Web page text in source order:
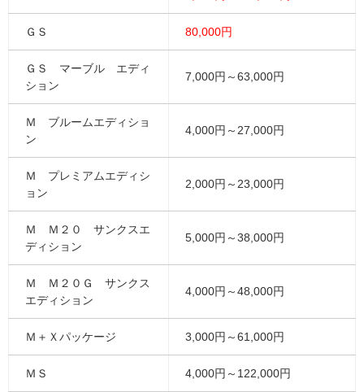
ＧＳ 80,000円
ＧＳ マーブル エディ
ション
7,000円～63,000円
Ｍ ブルームエディショ
ン
4,000円～27,000円
Ｍ プレミアムエディシ
ョン
2,000円～23,000円
Ｍ Ｍ２０ サンクスエ
ディション
5,000円～38,000円
Ｍ Ｍ２０Ｇ サンクス
エディション
4,000円～48,000円
Ｍ＋Ｘパッケージ 3,000円～61,000円
ＭＳ 4,000円～122,000円